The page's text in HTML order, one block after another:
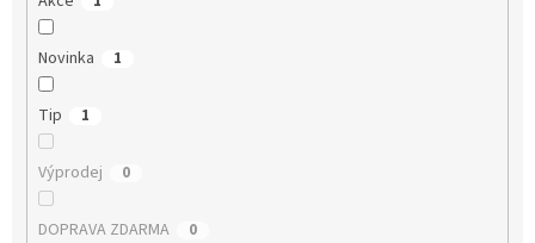
Novinka 1
Tip 1
Výprodej 0
DOPRAVA ZDARMA 0